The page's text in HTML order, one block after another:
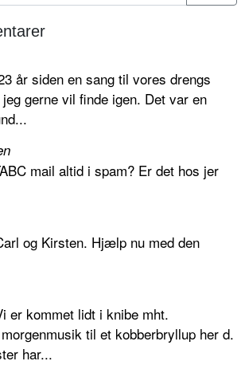
år siden en sang til vores drengs
gerne vil finde igen. Det var en
mail altid i spam? Er det hos jer
og Kirsten. Hjælp nu med den
er kommet lidt i knibe mht.
til et kobberbryllup her d.
har...